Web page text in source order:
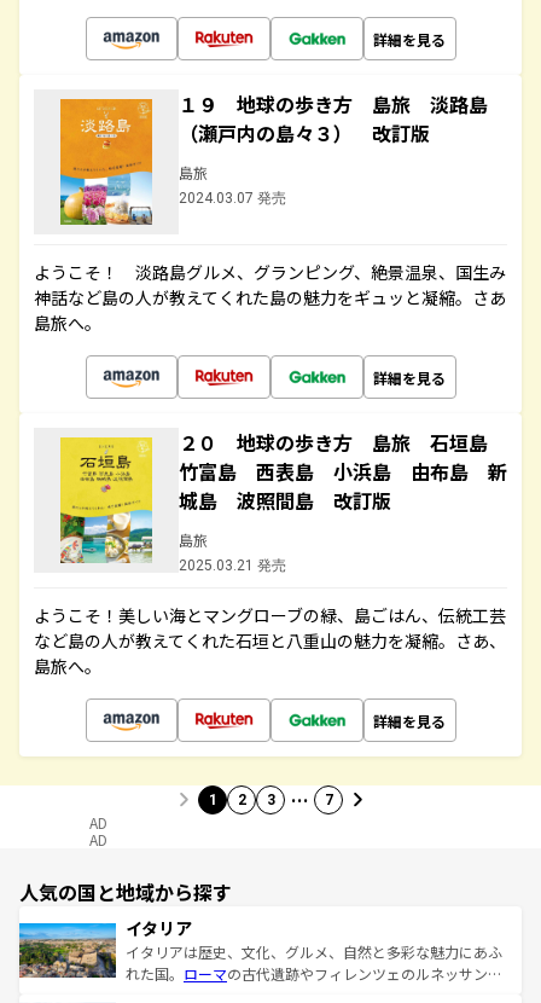
詳細を見る
１９ 地球の歩き方 島旅 淡路島
（瀬戸内の島々３） 改訂版
島旅
2024.03.07 発売
ようこそ！ 淡路島グルメ、グランピング、絶景温泉、国生み
神話など島の人が教えてくれた島の魅力をギュッと凝縮。さあ
島旅へ。
詳細を見る
２０ 地球の歩き方 島旅 石垣島
竹富島 西表島 小浜島 由布島 新
城島 波照間島 改訂版
島旅
2025.03.21 発売
ようこそ！美しい海とマングローブの緑、島ごはん、伝統工芸
など島の人が教えてくれた石垣と八重山の魅力を凝縮。さあ、
島旅へ。
詳細を見る
1 2 3 … 7
AD
AD
人気の国と地域から探す
イタリア
イタリアは歴史、文化、グルメ、自然と多彩な魅力にあふ
れた国。 ローマの古代遺跡やフィレンツェのルネッサンス